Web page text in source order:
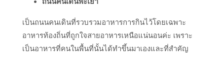
เป็นถนนคนเดินที่รวบรวมอาหารการกินไว้โดยเฉพาะ
อาหารท้องถิ่นที่ถูกใจสายอาหารเหนือแน่นอนค่ะ เพราะ
เป็นอาหารที่คนในพื้นที่นั้นได้ทำขึ้นมาเองและที่สำคัญ